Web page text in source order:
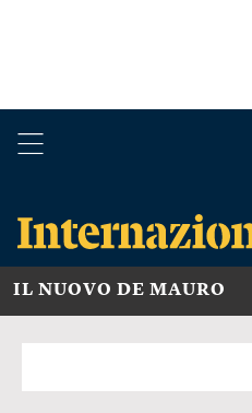
IL NUOVO DE MAURO